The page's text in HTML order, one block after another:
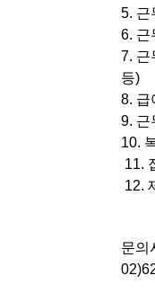
5. 근
6. 근
7. 근
등)
8. 급
9. 근
10.
11.
12.
문의